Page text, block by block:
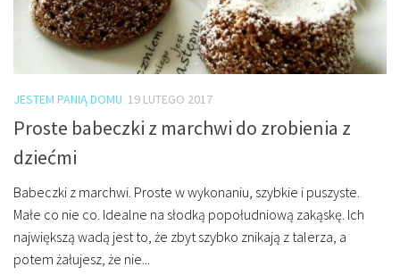
JESTEM PANIĄ DOMU 19 LUTEGO 2017
Proste babeczki z marchwi do zrobienia z
dziećmi
Babeczki z marchwi. Proste w wykonaniu, szybkie i puszyste.
Małe co nie co. Idealne na słodką popołudniową zakąskę. Ich
największą wadą jest to, że zbyt szybko znikają z talerza, a
potem żałujesz, że nie...